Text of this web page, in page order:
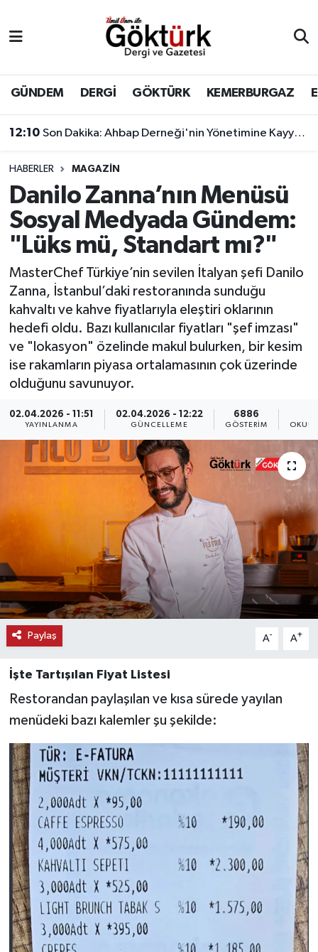
GÜNDEM DERGİ GÖKTÜRK KEMERBURGAZ
12:10 Son Dakika: Ahbap Derneği'nin Yönetimine Kayyum Atandı
HABERLER MAGAZİN
Danilo Zanna’nın Menüsü
Sosyal Medyada Gündem:
"Lüks mü, Standart mı?"
MasterChef Türkiye’nin sevilen İtalyan şefi Danilo
Zanna, İstanbul’daki restoranında sunduğu
kahvaltı ve kahve fiyatlarıyla eleştiri oklarının
hedefi oldu. Bazı kullanıcılar fiyatları "şef imzası"
ve "lokasyon" özelinde makul bulurken, bir kesim
ise rakamların piyasa ortalamasının çok üzerinde
olduğunu savunuyor.
02.04.2026 - 11:51
YAYINLANMA
02.04.2026 - 12:22
GÜNCELLEME
6886
GÖSTERIM
Paylaş A- A+
İşte Tartışılan Fiyat Listesi
Restorandan paylaşılan ve kısa sürede yayılan
menüdeki bazı kalemler şu şekilde:
BİLİM
DERGİ
DÜNYA
EĞİTİM
EKONOMİ
GÖKTÜRK
GÜNDEM
KEMERBURGAZ
KÜLTÜR - SANAT
MAGAZİN
ÖZEL HABER
SAĞLIK
SPOR
TEKNOLOJİ
TİCARET
YAŞAM
Eyüpsultan Hava Durumu
Eyüpsultan Trafik Yoğunluk Haritası
Süper Lig Puan Durumu ve Fikstür
Tüm Manşetler
Son Dakika Haberleri
Haber Arşivi